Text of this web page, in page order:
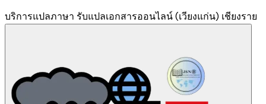
บริการแปลภาษา รับแปลเอกสารออนไลน์ (เวียงแก่น) เชียงราย